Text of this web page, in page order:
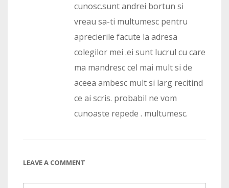
cunosc.sunt andrei bortun si
vreau sa-ti multumesc pentru
aprecierile facute la adresa
colegilor mei .ei sunt lucrul cu care
ma mandresc cel mai mult si de
aceea ambesc mult si larg recitind
ce ai scris. probabil ne vom
cunoaste repede . multumesc.
LEAVE A COMMENT